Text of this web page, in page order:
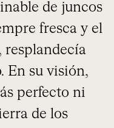
de juncos
fresca y el
resplandecía
En su visión,
perfecto ni
de los